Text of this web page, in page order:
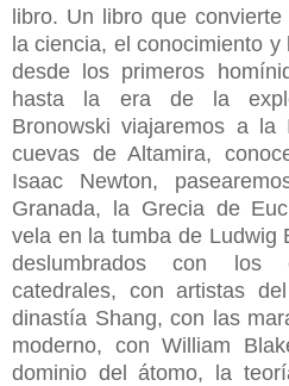
libro. Un libro que
la ciencia, el conocimiento
desde los primeros
hasta la era de la
Bronowski viajaremos a
cuevas de Altamira,
Isaac Newton,
Granada, la Grecia de
vela en la tumba de Ludwig
deslumbrados con los
catedrales, con artistas
dinastía Shang, con las
moderno, con William
dominio del átomo, la